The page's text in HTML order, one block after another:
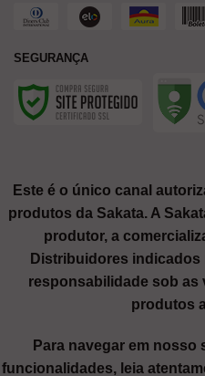
SEGURANÇA
Este é o único canal
produtos da Sakata. A
produtor, a
Distribuidores indicados
responsabilidade sob as
produtos
Para navegar em nosso
funcionalidades, leia